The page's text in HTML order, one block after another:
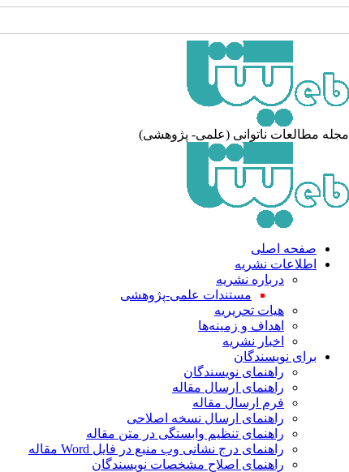
مجله مطالعات ناتوانی (علمی- پژوهشی)
صفحه اصلی
اطلاعات نشریه
درباره نشریه
مستندات علمی-پژوهشی
هیات تحریریه
اهداف و زمینه‌ها
اخبار نشریه
برای نویسندگان
راهنمای نویسندگان
راهنمای ارسال مقاله
فرم ارسال مقاله
راهنمای ارسال نسخه اصلاحی
راهنمای تنظیم وابستگی در متن مقاله
راهنمای درج نشانی وب منبع در فایل Word مقاله
راهنمای اصلاح مشخصات نویسندگان